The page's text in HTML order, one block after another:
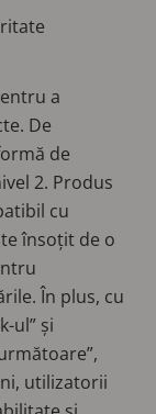
a
De
de
2. Produs
cu
însoțit de o
În plus, cu
ul” și
utilizatorii